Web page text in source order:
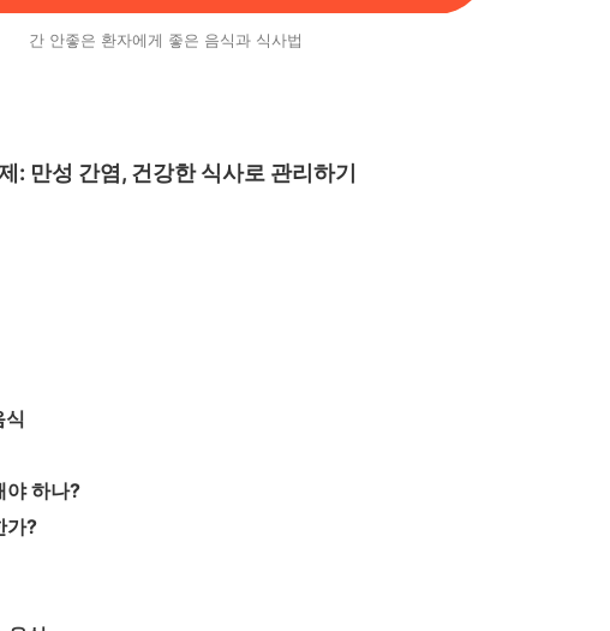
간 안좋은 환자에게 좋은 음식과 식사법
: 만성 간염, 건강한 식사로 관리하기
야 하나?
가?